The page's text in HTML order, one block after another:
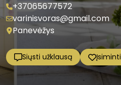
+37065677572
varinisvoras@gmail.com
Panevėžys
Siųsti užklausą Įsiminti